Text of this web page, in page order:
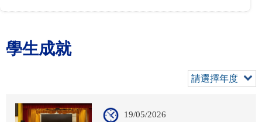
學生成就
請選擇年度
19/05/2026